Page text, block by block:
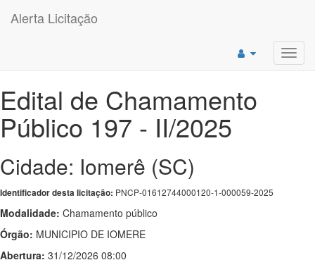
Alerta Licitação
Edital de Chamamento
Público 197 - II/2025
Cidade: Iomerê (SC)
Identificador desta licitação: PNCP-01612744000120-1-000059-2025
Modalidade: Chamamento público
Órgão: MUNICIPIO DE IOMERE
Abertura: 31/12/2026 08:00